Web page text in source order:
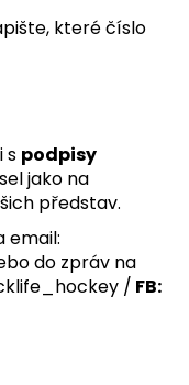
které číslo
s podpisy
jako na
představ.
email:
do zpráv na
/ FB: